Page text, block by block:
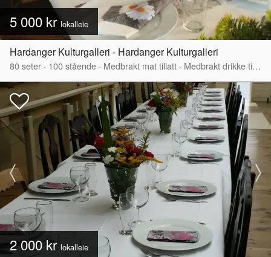
5 000 krlokalleie
Hardanger Kulturgalleri - Hardanger Kulturgalleri
80seter · 100stående · Medbrakt mat tillatt · Medbrakt drikke tillatt
2 000 kr lokalleie